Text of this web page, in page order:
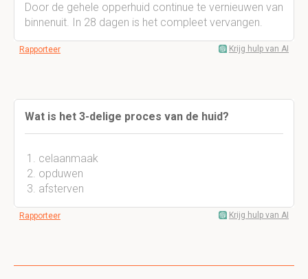
Door de gehele opperhuid continue te vernieuwen van
binnenuit. In 28 dagen is het compleet vervangen.
Rapporteer Krijg hulp van AI
Wat is het 3-delige proces van de huid?
celaanmaak
opduwen
afsterven
Rapporteer Krijg hulp van AI